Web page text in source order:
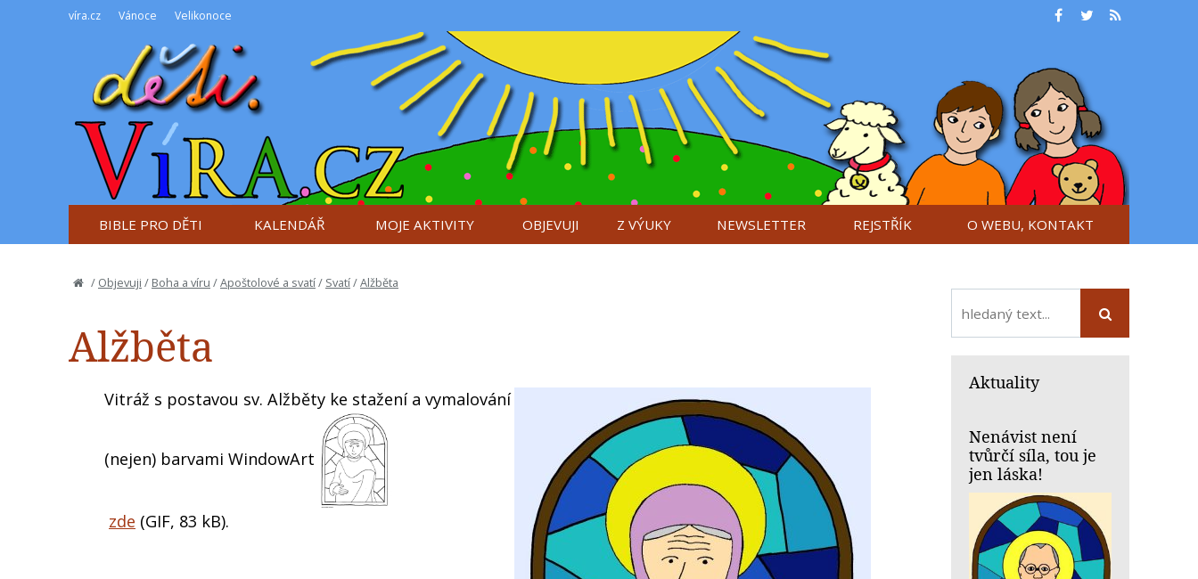
víra.cz Vánoce Velikonoce
BIBLE PRO DĚTI KALENDÁŘ MOJE AKTIVITY OBJEVUJI Z VÝUKY NEWSLETTER REJSTŘÍK O WEBU, KONTAKT
/ Objevuji / Boha a víru /Apoštolové a svatí/ Svatí/Alžběta
Alžběta
Vitráž s postavou sv. Alžběty ke stažení a vymalování
(nejen) barvami WindowArt
zde (GIF, 83 kB).
Aktuality
Nenávist není
tvůrčí síla, tou je
jen láska!